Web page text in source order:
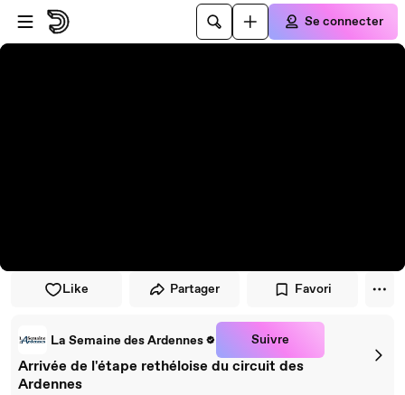
Passer au player
Passer au contenu principal
Se connecter
Like Partager Favori
La Semaine des Ardennes Suivre
Arrivée de l'étape rethéloise du circuit des
Ardennes